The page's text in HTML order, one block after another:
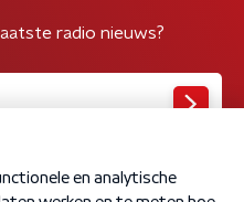
radio nieuws?